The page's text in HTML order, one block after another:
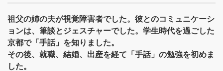
祖父の姉の夫が視覚障害者でした。彼とのコミュニケーシ
ョンは、筆談とジェスチャーでした。学生時代を過ごした
京都で「手話」を知りました。
その後、就職、結婚、出産を経て「手話」の勉強を初めま
した。